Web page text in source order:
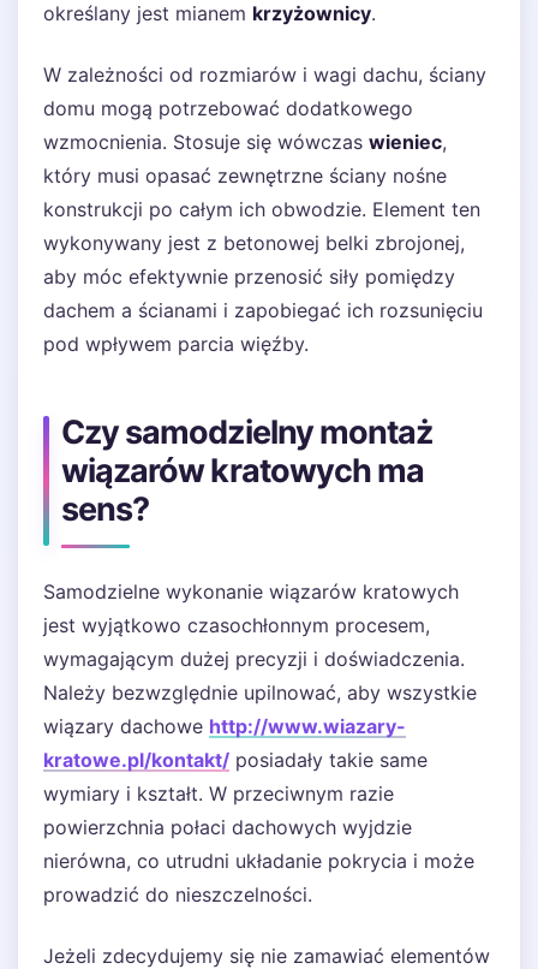
określany jest mianem krzyżownicy.
W zależności od rozmiarów i wagi dachu, ściany
domu mogą potrzebować dodatkowego
wzmocnienia. Stosuje się wówczas wieniec,
który musi opasać zewnętrzne ściany nośne
konstrukcji po całym ich obwodzie. Element ten
wykonywany jest z betonowej belki zbrojonej,
aby móc efektywnie przenosić siły pomiędzy
dachem a ścianami i zapobiegać ich rozsunięciu
pod wpływem parcia więźby.
Czy samodzielny montaż
wiązarów kratowych ma
sens?
Samodzielne wykonanie wiązarów kratowych
jest wyjątkowo czasochłonnym procesem,
wymagającym dużej precyzji i doświadczenia.
Należy bezwzględnie upilnować, aby wszystkie
wiązary dachowe http://www.wiazary-
kratowe.pl/kontakt/ posiadały takie same
wymiary i kształt. W przeciwnym razie
powierzchnia połaci dachowych wyjdzie
nierówna, co utrudni układanie pokrycia i może
prowadzić do nieszczelności.
Jeżeli zdecydujemy się nie zamawiać elementów